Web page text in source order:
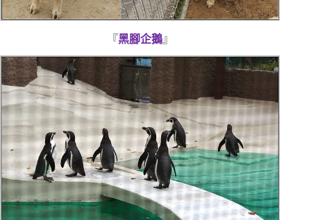
『黑腳企鵝』